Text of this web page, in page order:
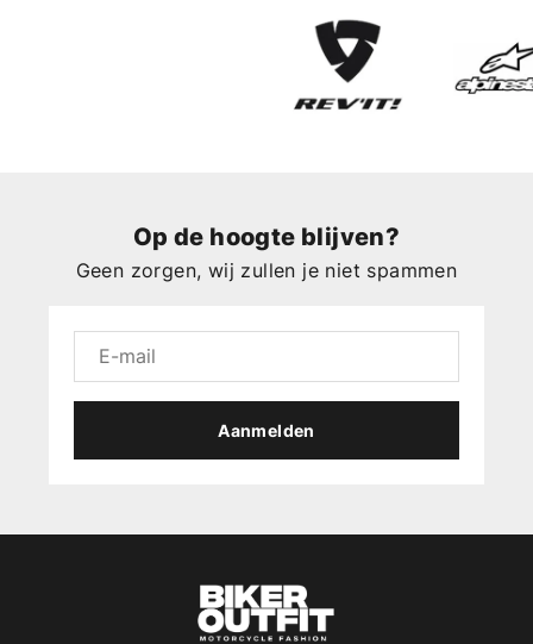
Op de hoogte blijven?
Geen zorgen, wij zullen je niet spammen
Aanmelden